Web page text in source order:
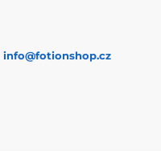
info@fotionshop.cz